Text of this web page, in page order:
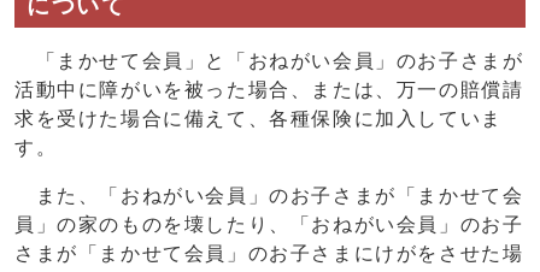
について
「まかせて会員」と「おねがい会員」のお子さまが
活動中に障がいを被った場合、または、万一の賠償請
求を受けた場合に備えて、各種保険に加入していま
す。
また、「おねがい会員」のお子さまが「まかせて会
員」の家のものを壊したり、「おねがい会員」のお子
さまが「まかせて会員」のお子さまにけがをさせた場